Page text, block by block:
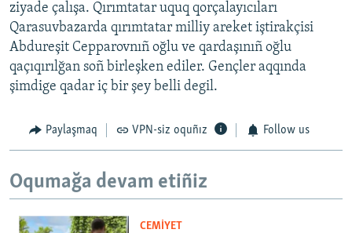
ziyade çalışa. Qırımtatar uquq qorçalayıcıları
Qarasuvbazarda qırımtatar milliy areket iştirakçisi
Abdureşit Cepparovnıñ oğlu ve qardaşınıñ oğlu
qaçıqırılğan soñ birleşken ediler. Gençler aqqında
şimdige qadar iç bir şey belli degil.
Paylaşmaq VPN-siz oquñız Follow us
Oqumağa devam etiñiz
CEMİYET